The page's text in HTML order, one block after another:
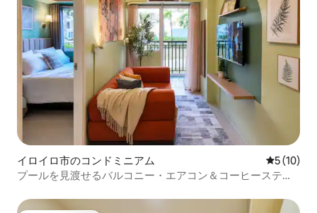
イロイロ市のコンドミニアム レビュー
5 (10)
プールを見渡せるバルコニー・エアコン＆コーヒーステー